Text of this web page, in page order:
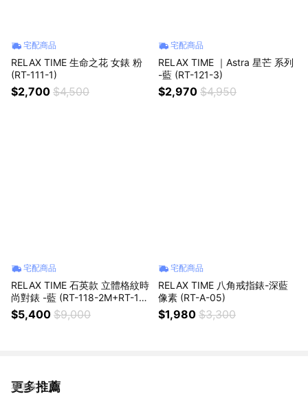
宅配商品
RELAX TIME 生命之花 女錶 粉
(RT-111-1)
$2,700 $4,500
宅配商品
RELAX TIME ｜Astra 星芒 系列
-藍 (RT-121-3)
$2,970 $4,950
宅配商品
RELAX TIME 石英款 立體格紋時
尚對錶 -藍 (RT-118-2M+RT-118
-2L) 42+36mm
$5,400 $9,000
宅配商品
RELAX TIME 八角戒指錶-深藍
像素 (RT-A-05)
$1,980 $3,300
更多推薦
看更多